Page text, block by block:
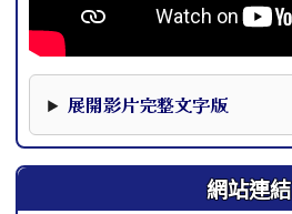
展開影片完整文字版
網站連結